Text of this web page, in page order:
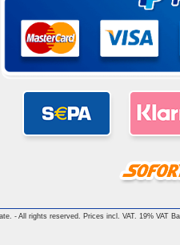
- All rights reserved. Prices incl. VAT. 19% VAT